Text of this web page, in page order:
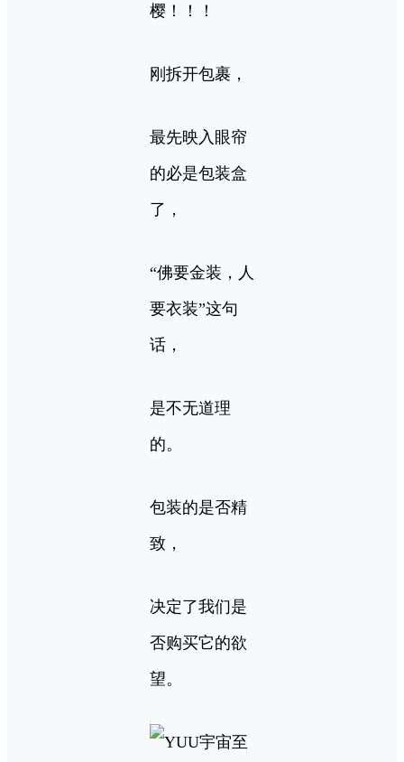
樱！！！
刚拆开包裹，
最先映入眼帘
的必是包装盒
了，
“佛要金装，人
要衣装”这句
话，
是不无道理
的。
包装的是否精
致，
决定了我们是
否购买它的欲
望。